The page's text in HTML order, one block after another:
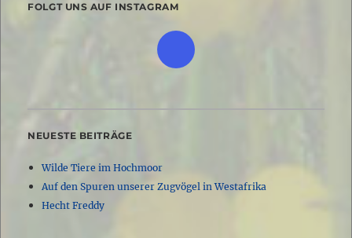
FOLGT UNS AUF INSTAGRAM
NEUESTE BEITRÄGE
Wilde Tiere im Hochmoor
Auf den Spuren unserer Zugvögel in Westafrika
Hecht Freddy